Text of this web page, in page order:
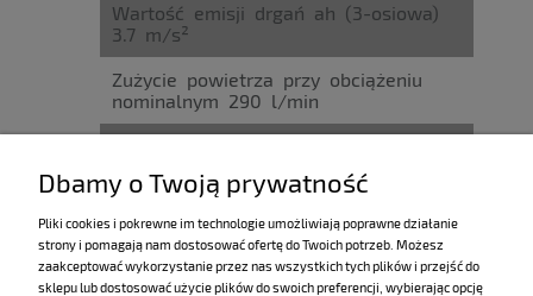
Wartość emisji drgań ah (3-osiowa)
3.7 m/s²
Zużycie powietrza przy obciążeniu
nominalnym 290 l/min
Ciężar 1 kg
Dbamy o Twoją prywatność
Pliki cookies i pokrewne im technologie umożliwiają poprawne działanie
strony i pomagają nam dostosować ofertę do Twoich potrzeb. Możesz
zaakceptować wykorzystanie przez nas wszystkich tych plików i przejść do
sklepu lub dostosować użycie plików do swoich preferencji, wybierając opcję